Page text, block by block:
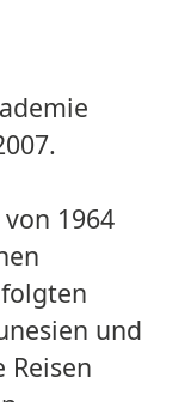
1964
und
Reisen